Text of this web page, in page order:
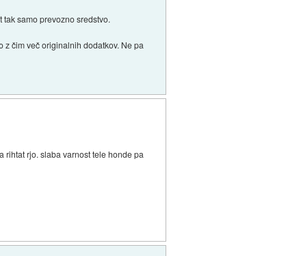
samo prevozno sredstvo.
čim več originalnih dodatkov. Ne pa
rihtat rjo. slaba varnost tele honde pa